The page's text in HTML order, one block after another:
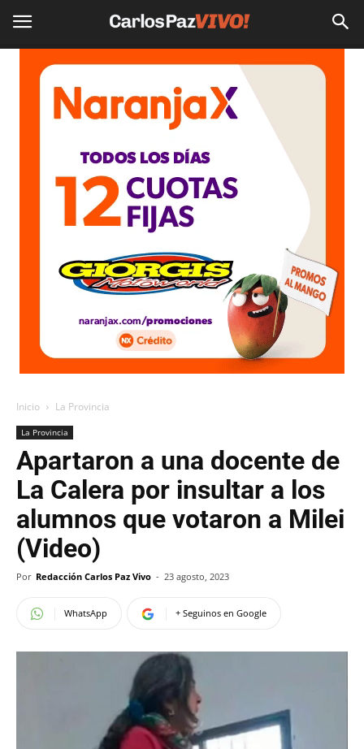
Inicio La Provincia
La Provincia
Apartaron a una docente de
La Calera por insultar a los
alumnos que votaron a Milei
(Video)
Por Redacción Carlos Paz Vivo - 23 agosto, 2023
WhatsApp + Seguinos en Google